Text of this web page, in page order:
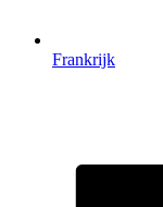
Frankrijk